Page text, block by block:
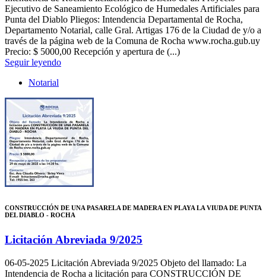
Ejecutivo de Saneamiento Ecológico de Humedales Artificiales para
Punta del Diablo Pliegos: Intendencia Departamental de Rocha,
Departamento Notarial, calle Gral. Artigas 176 de la Ciudad de y/o a
través de la página web de la Comuna de Rocha www.rocha.gub.uy
Precio: $ 5000,00 Recepción y apertura de (...)
Seguir leyendo
Notarial
CONSTRUCCIÓN DE UNA PASARELA DE MADERA EN PLAYA LA VIUDA DE PUNTA
DEL DIABLO - ROCHA
Licitación Abreviada 9/2025
06-05-2025 Licitación Abreviada 9/2025 Objeto del llamado: La
Intendencia de Rocha a licitación para CONSTRUCCIÓN DE